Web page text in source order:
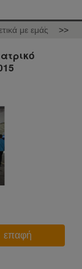
με εμάς >>
επαφή